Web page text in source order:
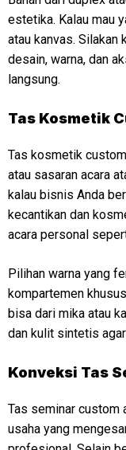
estetika. Kalau mau
atau kanvas. Silakan
desain, warna, dan
langsung.
Tas Kosmetik
Tas kosmetik
atau sasaran acara
kalau bisnis Anda
kecantikan dan
acara personal
Pilihan warna yang
kompartemen
bisa dari mika atau
dan kulit sintetis
Konveksi Tas
Tas seminar custom
usaha yang